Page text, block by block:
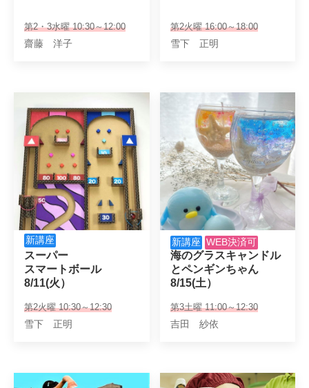
第2・3水曜 10:30～12:00
齋藤 洋子
第2火曜 16:00～18:00
雪下 正明
新講座
スーパー
スマートボール
8/11(火）
第2火曜 10:30～12:30
雪下 正明
新講座 WEB決済可
海のグラスキャンドル
とペンギンちゃん
8/15(土）
第3土曜 11:00～12:30
吉田 紗依